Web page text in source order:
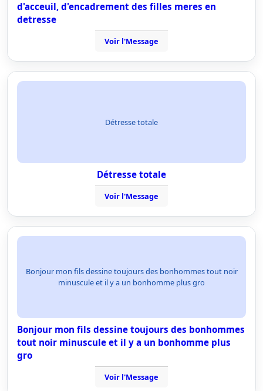
d'acceuil, d'encadrement des filles meres en
detresse
Voir l'Message
Détresse totale
Détresse totale
Voir l'Message
Bonjour mon fils dessine toujours des bonhommes tout noir
minuscule et il y a un bonhomme plus gro
Bonjour mon fils dessine toujours des bonhommes
tout noir minuscule et il y a un bonhomme plus
gro
Voir l'Message